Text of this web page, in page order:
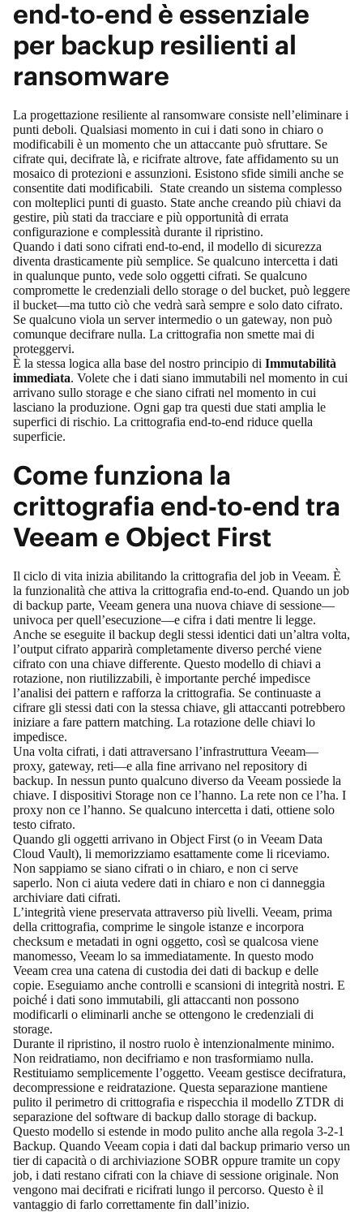
end‑to‑end è essenziale
per backup resilienti al
ransomware
La progettazione resiliente al ransomware consiste nell’eliminare i
punti deboli. Qualsiasi momento in cui i dati sono in chiaro o
modificabili è un momento che un attaccante può sfruttare. Se
cifrate qui, decifrate là, e ricifrate altrove, fate affidamento su un
mosaico di protezioni e assunzioni. Esistono sfide simili anche se
consentite dati modificabili. State creando un sistema complesso
con molteplici punti di guasto. State anche creando più chiavi da
gestire, più stati da tracciare e più opportunità di errata
configurazione e complessità durante il ripristino.
Quando i dati sono cifrati end‑to‑end, il modello di sicurezza
diventa drasticamente più semplice. Se qualcuno intercetta i dati
in qualunque punto, vede solo oggetti cifrati. Se qualcuno
compromette le credenziali dello storage o del bucket, può leggere
il bucket—ma tutto ciò che vedrà sarà sempre e solo dato cifrato.
Se qualcuno viola un server intermedio o un gateway, non può
comunque decifrare nulla. La crittografia non smette mai di
proteggervi.
È la stessa logica alla base del nostro principio di Immutabilità
immediata. Volete che i dati siano immutabili nel momento in cui
arrivano sullo storage e che siano cifrati nel momento in cui
lasciano la produzione. Ogni gap tra questi due stati amplia le
superfici di rischio. La crittografia end‑to‑end riduce quella
superficie.
Come funziona la
crittografia end‑to‑end tra
Veeam e Object First
Il ciclo di vita inizia abilitando la crittografia del job in Veeam. È
la funzionalità che attiva la crittografia end‑to‑end. Quando un job
di backup parte, Veeam genera una nuova chiave di sessione—
univoca per quell’esecuzione—e cifra i dati mentre li legge.
Anche se eseguite il backup degli stessi identici dati un’altra volta,
l’output cifrato apparirà completamente diverso perché viene
cifrato con una chiave differente. Questo modello di chiavi a
rotazione, non riutilizzabili, è importante perché impedisce
l’analisi dei pattern e rafforza la crittografia. Se continuaste a
cifrare gli stessi dati con la stessa chiave, gli attaccanti potrebbero
iniziare a fare pattern matching. La rotazione delle chiavi lo
impedisce.
Una volta cifrati, i dati attraversano l’infrastruttura Veeam—
proxy, gateway, reti—e alla fine arrivano nel repository di
backup. In nessun punto qualcuno diverso da Veeam possiede la
chiave. I dispositivi Storage non ce l’hanno. La rete non ce l’ha. I
proxy non ce l’hanno. Se qualcuno intercetta i dati, ottiene solo
testo cifrato.
Quando gli oggetti arrivano in Object First (o in Veeam Data
Cloud Vault), li memorizziamo esattamente come li riceviamo.
Non sappiamo se siano cifrati o in chiaro, e non ci serve
saperlo. Non ci aiuta vedere dati in chiaro e non ci danneggia
archiviare dati cifrati.
L’integrità viene preservata attraverso più livelli. Veeam, prima
della crittografia, comprime le singole istanze e incorpora
checksum e metadati in ogni oggetto, così se qualcosa viene
manomesso, Veeam lo sa immediatamente. In questo modo
Veeam crea una catena di custodia dei dati di backup e delle
copie. Eseguiamo anche controlli e scansioni di integrità nostri. E
poiché i dati sono immutabili, gli attaccanti non possono
modificarli o eliminarli anche se ottengono le credenziali di
storage.
Durante il ripristino, il nostro ruolo è intenzionalmente minimo.
Non reidratiamo, non decifriamo e non trasformiamo nulla.
Restituiamo semplicemente l’oggetto. Veeam gestisce decifratura,
decompressione e reidratazione. Questa separazione mantiene
pulito il perimetro di crittografia e rispecchia il modello ZTDR di
separazione del software di backup dallo storage di backup.
Questo modello si estende in modo pulito anche alla regola 3‑2‑1
Backup. Quando Veeam copia i dati dal backup primario verso un
tier di capacità o di archiviazione SOBR oppure tramite un copy
job, i dati restano cifrati con la chiave di sessione originale. Non
vengono mai decifrati e ricifrati lungo il percorso. Questo è il
vantaggio di farlo correttamente fin dall’inizio.